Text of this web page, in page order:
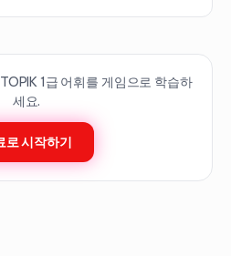
1급 어휘를 게임으로 학습하
세요.
로 시작하기